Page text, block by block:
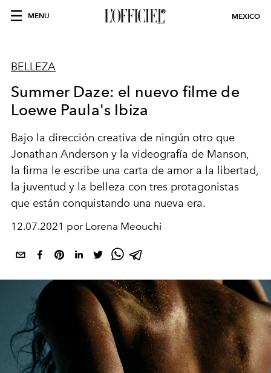
MENU MEXICO
BELLEZA
Summer Daze: el nuevo filme de
Loewe Paula's Ibiza
Bajo la dirección creativa de ningún otro que
Jonathan Anderson y la videografía de Manson,
la firma le escribe una carta de amor a la libertad,
la juventud y la belleza con tres protagonistas
que están conquistando una nueva era.
12.07.2021 por Lorena Meouchi